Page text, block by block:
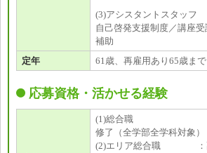
(3)アシスタントスタッフ
自己啓発支援制度／講座
補助
定年
61歳、再雇用あり65歳まで
応募資格・活かせる経験
(1)総合職 ：大学
修了（全学部全学科対象）
(2)エリア総合職 ：高